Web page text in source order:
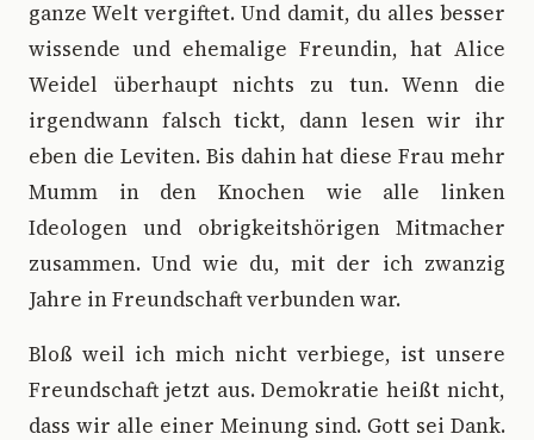
ganze Welt vergiftet. Und damit, du alles besser
wissende und ehemalige Freundin, hat Alice
Weidel überhaupt nichts zu tun. Wenn die
irgendwann falsch tickt, dann lesen wir ihr
eben die Leviten. Bis dahin hat diese Frau mehr
Mumm in den Knochen wie alle linken
Ideologen und obrigkeitshörigen Mitmacher
zusammen. Und wie du, mit der ich zwanzig
Jahre in Freundschaft verbunden war.
Bloß weil ich mich nicht verbiege, ist unsere
Freundschaft jetzt aus. Demokratie heißt nicht,
dass wir alle einer Meinung sind. Gott sei Dank.